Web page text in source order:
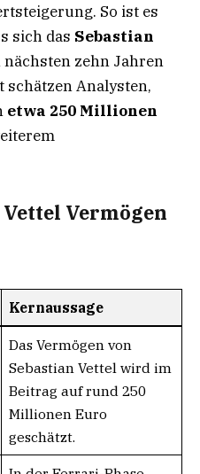
So ist es
sich das Sebastian
nächsten zehn Jahren
schätzen Analysten,
etwa 250 Millionen
Vermögen
Kernaussage
Das Vermögen von
Sebastian Vettel wird im
Beitrag auf rund 250
Millionen Euro
geschätzt.